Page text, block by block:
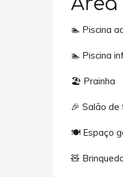
🏊 Piscina
🏊 Piscina
🏖️ Prainha
🎉 Salão
🍽️ Espaço
🧸